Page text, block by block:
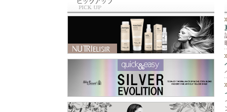
商品✨⁡⁡ トリミング
の先生に⁡ ⁡お教え頂
いた⁡ ⁡シャンプー＆
スリッカー⁡ ⁡シャン
プーは⁡ ⁡@labnat_ja
pan さん😊⁡ ⁡スリッ
カーは⁡ ⁡@beards.ll
c さん😊⁡ ⁡シャンプ
ーは、オーガニッ
クで⁡ ⁡とても優しい
成分なのに⁡ ⁡トリー
手につけると泡が
なくなって水々し
くてとても手がし
っとり艶々に🫶 そ
して爪もピカピカ
✨💅 手肌が痛む前
に守ってくれます
😉 これ一本で『保
護と保湿』の両方
が出来るので一年
中使えます😊 お顔